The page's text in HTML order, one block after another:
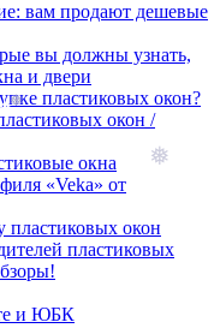
вам продают дешевые
вы должны узнать,
и двери
пластиковых окон?
окон /
окна
«Veka» от
пластиковых окон
пластиковых
и ЮБК
❅